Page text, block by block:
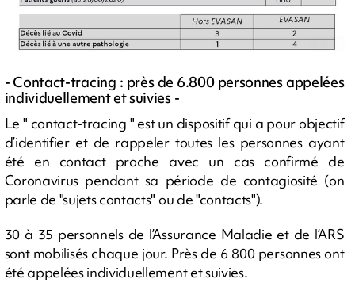
- Contact-tracing : près de 6.800 personnes appelées
individuellement et suivies -
Le " contact-tracing " est un dispositif qui a pour objectif
d’identifier et de rappeler toutes les personnes ayant
été en contact proche avec un cas confirmé de
Coronavirus pendant sa période de contagiosité (on
parle de "sujets contacts" ou de "contacts").
30 à 35 personnels de l’Assurance Maladie et de l’ARS
sont mobilisés chaque jour. Près de 6 800 personnes ont
été appelées individuellement et suivies.